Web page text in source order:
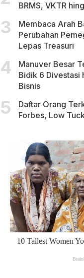
BRMS, VKTR
Membaca Arah
Perubahan
Lepas Treasuri
Manuver Besar
Bidik 6 Divestasi
Bisnis
Daftar Orang
Forbes, Low